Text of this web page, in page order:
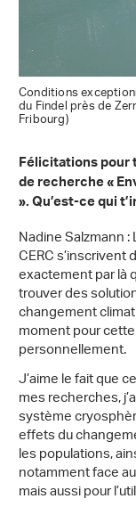
Conditions
du Findel près de
Fribourg)
Félicitations pour
de recherche «
». Qu’est-ce qui
Nadine Salzmann
CERC s’inscrivent
exactement par là
trouver des
changement
moment pour
personnellement.
J’aime le fait que
mes recherches,
système
effets du
les populations,
notamment face
mais aussi pour